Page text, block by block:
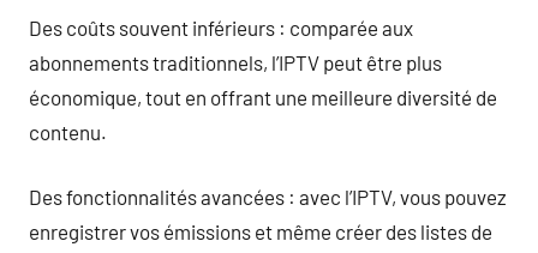
Des coûts souvent inférieurs : comparée aux
abonnements traditionnels, l’IPTV peut être plus
économique, tout en offrant une meilleure diversité de
contenu.
Des fonctionnalités avancées : avec l’IPTV, vous pouvez
enregistrer vos émissions et même créer des listes de